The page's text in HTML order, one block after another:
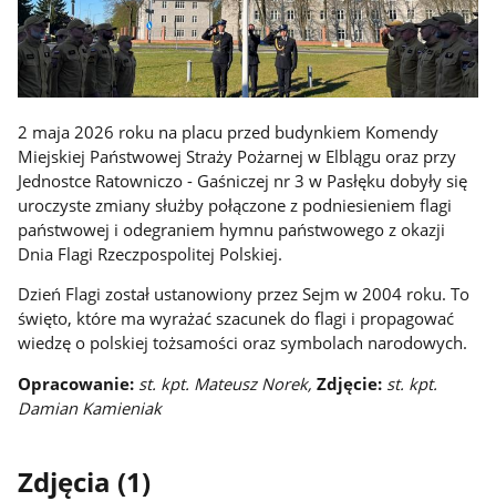
2 maja 2026 roku na placu przed budynkiem Komendy
Miejskiej Państwowej Straży Pożarnej w Elblągu oraz przy
Jednostce Ratowniczo - Gaśniczej nr 3 w Pasłęku dobyły się
uroczyste zmiany służby połączone z podniesieniem flagi
państwowej i odegraniem hymnu państwowego z okazji
Dnia Flagi Rzeczpospolitej Polskiej.
Dzień Flagi został ustanowiony przez Sejm w 2004 roku. To
święto, które ma wyrażać szacunek do flagi i propagować
wiedzę o polskiej tożsamości oraz symbolach narodowych.
Opracowanie: st. kpt. Mateusz Norek,Zdjęcie: st. kpt.
Damian Kamieniak
Zdjęcia (1)